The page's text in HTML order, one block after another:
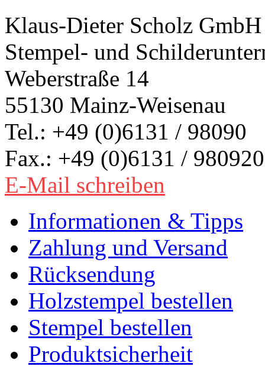
Klaus-Dieter Scholz GmbH
Stempel- und
Weberstraße 14
55130 Mainz-Weisenau
Tel.: +49 (0)6131 / 98090
Fax.: +49 (0)6131 / 980920
E-Mail schreiben
Informationen & Tipps
Zahlung und Versand
Rücksendung
Holzstempel bestellen
Stempel bestellen
Produktsicherheit